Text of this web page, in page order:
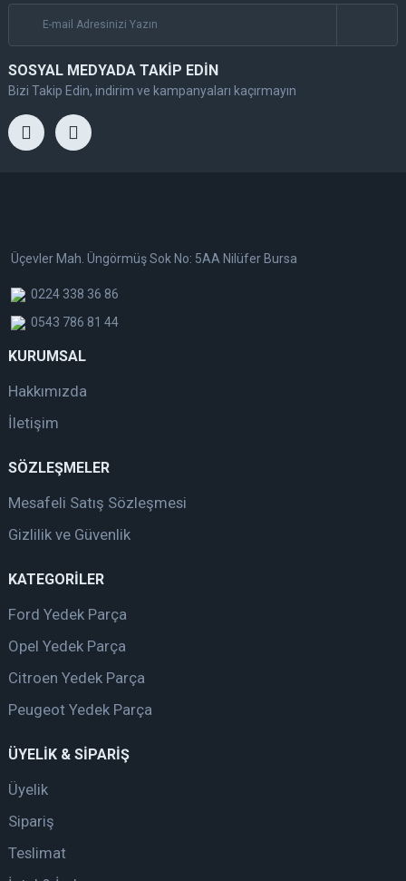
SOSYAL MEDYADA TAKİP EDİN
Bizi Takip Edin, indirim ve kampanyaları kaçırmayın
Üçevler Mah. Üngörmüş Sok No: 5AA Nilüfer Bursa
0224 338 36 86
0543 786 81 44
KURUMSAL
Hakkımızda
İletişim
SÖZLEŞMELER
Mesafeli Satış Sözleşmesi
Gizlilik ve Güvenlik
KATEGORİLER
Ford Yedek Parça
Opel Yedek Parça
Citroen Yedek Parça
Peugeot Yedek Parça
ÜYELİK & SİPARİŞ
Üyelik
Sipariş
Teslimat